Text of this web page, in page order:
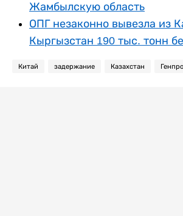
Жамбылскую область
ОПГ незаконно вывезла из
Кыргызстан 190 тыс. тонн
Китай задержание Казахстан